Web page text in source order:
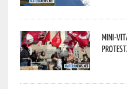
Mini-